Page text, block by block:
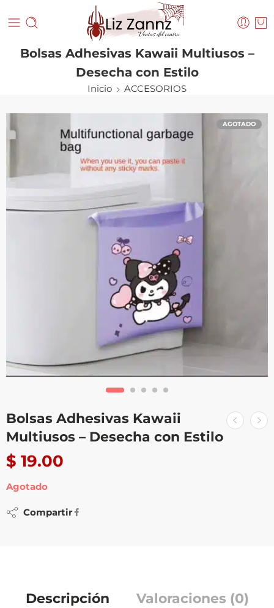
Bolsas Adhesivas Kawaii Multiusos –
Desecha con Estilo
Inicio ACCESORIOS
AGOTADO
Bolsas Adhesivas Kawaii
Multiusos – Desecha con Estilo
$ 19.00
Agotado
Compartir
Descripción Valoraciones (0)